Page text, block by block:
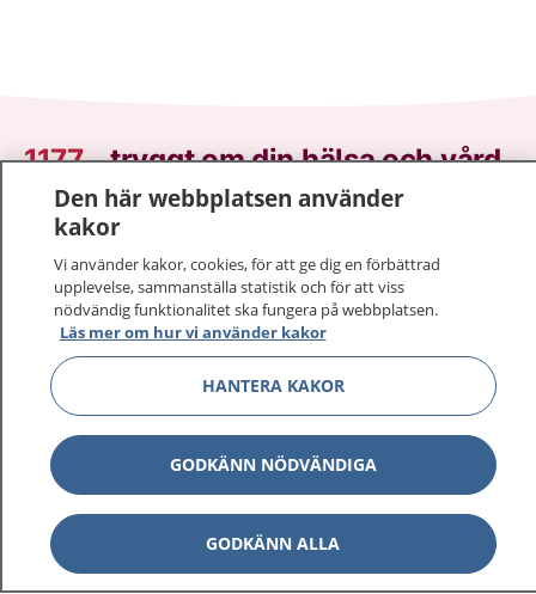
1177–tryggt om din hälsa och vård
På 1177.se får du råd om hälsa och information om
Logga in för att läsa din journal och göra dina
vårdärenden. Ring telefonnummer 1177 för
sjukvårdsrådgivning dygnet runt.
1177 ger dig råd när du vill må bättre.
1177 på flera språk Visa
Visa
Den här webbplatsen använder
kakor
Vi använder kakor, cookies, för att ge dig en förbättrad
upplevelse, sammanställa statistik och för att viss
nödvändig funktionalitet ska fungera på webbplatsen.
Läs mer om hur vi använder kakor
HANTERA KAKOR
GODKÄNN NÖDVÄNDIGA
GODKÄNN ALLA